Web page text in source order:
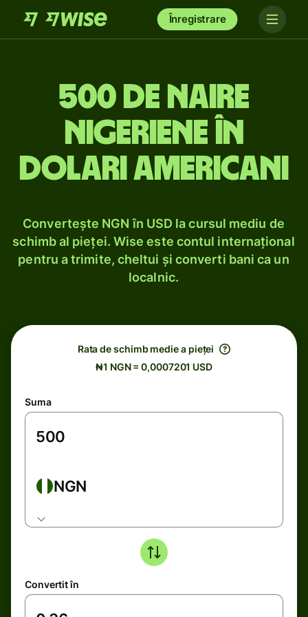
Înregistrare
500 de naire
nigeriene în
dolari americani
Convertește NGN în USD la cursul mediu de
schimb al pieței. Wise este contul internațional
pentru a trimite, cheltui și converti bani ca un
localnic.
Rata de schimb medie a pieței
₦1 NGN = 0,0007201 USD
Suma
NGN
Convertit în